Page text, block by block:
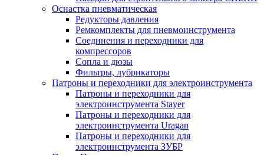
Оснастка пневматическая
Редукторы давления
Ремкомплекты для пневмоинструмента
Соединения и переходники для
компрессоров
Сопла и дюзы
Фильтры, лубрикаторы
Патроны и переходники для электроинструмента
Патроны и переходники для
электроинструмента Stayer
Патроны и переходники для
электроинструмента Uragan
Патроны и переходники для
электроинструмента ЗУБР